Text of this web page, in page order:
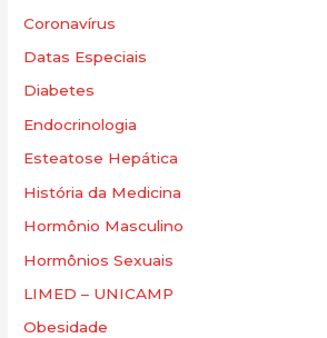
Coronavírus
Datas Especiais
Diabetes
Endocrinologia
Esteatose Hepática
História da Medicina
Hormônio Masculino
Hormônios Sexuais
LIMED – UNICAMP
Obesidade